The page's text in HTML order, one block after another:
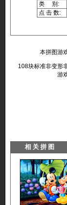
类 别:
点 击 数:
本拼图游
108块标准非变形
游